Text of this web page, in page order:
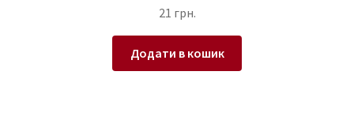
21 грн.
Додати в кошик